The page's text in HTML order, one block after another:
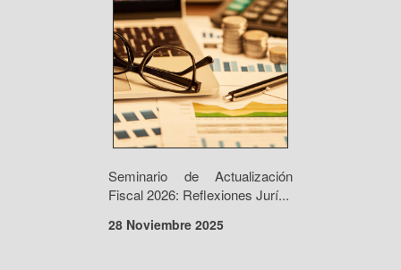
Seminario de Actualización
Fiscal 2026: Reflexiones Jurí...
28 Noviembre 2025